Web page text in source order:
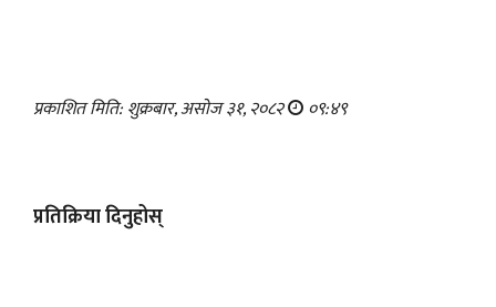
प्रकाशित मिति: शुक्रबार, असोज ३१, २०८२ ०९:४९
प्रतिक्रिया दिनुहोस्